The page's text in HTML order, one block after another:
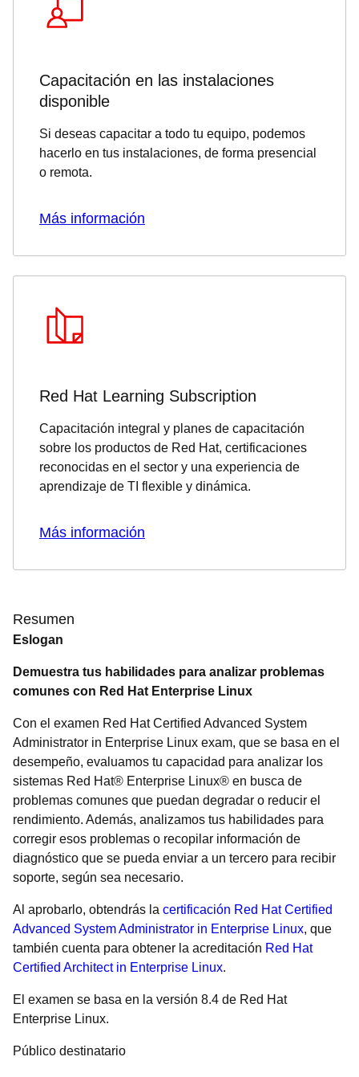
Resumen
Eslogan
Demuestra tus habilidades para analizar problemas
comunes con Red Hat Enterprise Linux
Con el examen Red Hat Certified Advanced System
Administrator in Enterprise Linux exam, que se basa en el
desempeño, evaluamos tu capacidad para analizar los
sistemas Red Hat® Enterprise Linux® en busca de
problemas comunes que puedan degradar o reducir el
rendimiento. Además, analizamos tus habilidades para
corregir esos problemas o recopilar información de
diagnóstico que se pueda enviar a un tercero para recibir
soporte, según sea necesario.
Al aprobarlo, obtendrás la certificación Red Hat Certified
Advanced System Administrator in Enterprise Linux, que
también cuenta para obtener la acreditación Red Hat
Certified Architect in Enterprise Linux.
El examen se basa en la versión 8.4 de Red Hat
Enterprise Linux.
Público destinatario
Capacitación en las instalaciones
disponible
Si deseas capacitar a todo tu equipo, podemos
hacerlo en tus instalaciones, de forma presencial
o remota.
Más información
Red Hat Learning Subscription
Capacitación integral y planes de capacitación
sobre los productos de Red Hat, certificaciones
reconocidas en el sector y una experiencia de
aprendizaje de TI flexible y dinámica.
Más información